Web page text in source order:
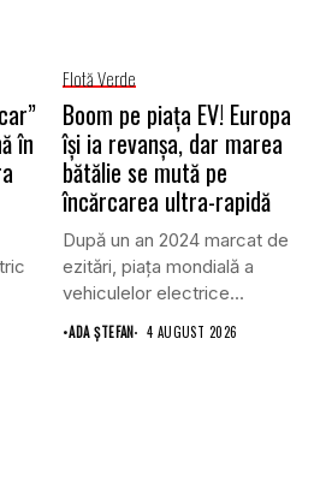
în
Flotă Verde
Boom pe piața EV! Europa
își ia revanșa, dar marea
bătălie se mută pe
încărcarea ultra-rapidă
După un an 2024 marcat de
ezitări, piața mondială a
vehiculelor electrice...
•ADA ȘTEFAN 4 AUGUST 2026